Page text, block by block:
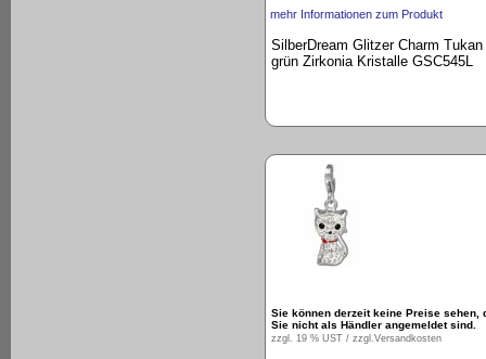
mehr Informationen zum Produkt
SilberDream Glitzer Charm Tukan
grün Zirkonia Kristalle GSC545L
Sie können derzeit keine Preise sehen,
Sie nicht als Händler angemeldet sind.
zzgl. 19 % UST / zzgl. Versandkosten